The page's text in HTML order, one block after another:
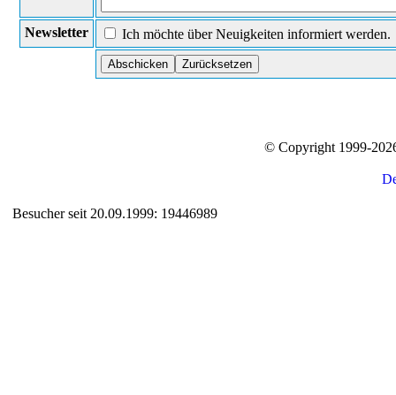
Newsletter Ich möchte über Neuigkeiten informiert werden.
© Copyright 1999-
Besucher seit 20.09.1999: 19446989